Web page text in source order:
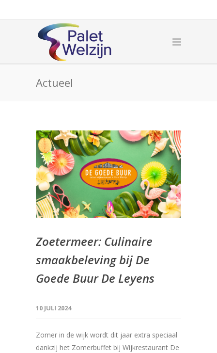
Actueel
Zoetermeer: Culinaire
smaakbeleving bij De
Goede Buur De Leyens
10 JULI 2024
Zomer in de wijk wordt dit jaar extra speciaal
dankzij het Zomerbuffet bij Wijkrestaurant De